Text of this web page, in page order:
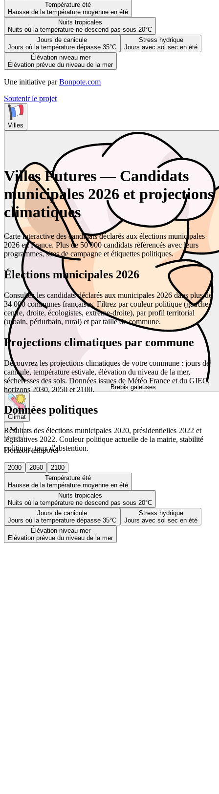
Température été
Hausse de la température moyenne en été
Nuits tropicales
Nuits où la température ne descend pas sous 20°C
Jours de canicule
Jours où la température dépasse 35°C
Stress hydrique
Jours avec sol sec en été
Élévation niveau mer
Élévation prévue du niveau de la mer
Une initiative par Bonpote.com
Soutenir le projet
Villes
Brebis galeuses
Climat
Horizon temporel
2030 2050
2100
Température été
Hausse de la température moyenne en été
Nuits tropicales
Nuits où la température ne descend pas sous 20°C
Jours de canicule
Jours où la température dépasse 35°C
Stress hydrique
Jours avec sol sec en été
Élévation niveau mer
Élévation prévue du niveau de la mer
Villes Futures — Candidats
municipales 2026 et projections
climatiques
Carte interactive des candidats déclarés aux élections municipales
2026 en France. Plus de 50 000 candidats référencés avec leurs
programmes, sites de campagne et étiquettes politiques.
Élections municipales 2026
Consultez les candidats déclarés aux municipales 2026 dans plus de
34 000 communes françaises. Filtrez par couleur politique (gauche,
centre, droite, écologistes, extrême-droite), par profil territorial
(urbain, périurbain, rural) et par taille de commune.
Projections climatiques par commune
Découvrez les projections climatiques de votre commune : jours de
canicule, température estivale, élévation du niveau de la mer,
sécheresses des sols. Données issues de Météo France et du GIEC,
horizons 2030, 2050 et 2100.
Données politiques
Résultats des élections municipales 2020, présidentielles 2022 et
législatives 2022. Couleur politique actuelle de la mairie, stabilité
politique, taux d'abstention.